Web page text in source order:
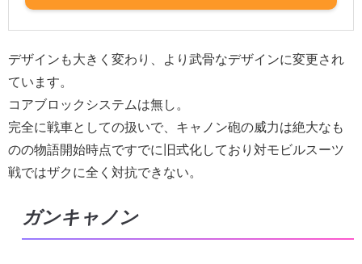
デザインも大きく変わり、より武骨なデザインに変更され
ています。
コアブロックシステムは無し。
完全に戦車としての扱いで、キャノン砲の威力は絶大なも
のの物語開始時点ですでに旧式化しており対モビルスーツ
戦ではザクに全く対抗できない。
ガンキャノン